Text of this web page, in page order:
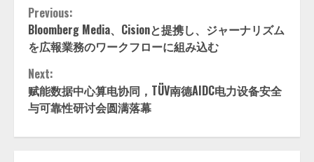
Continue
Reading
Previous:
Bloomberg Media、Cisionと提携し、ジャーナリズム
を広報業務のワークフローに組み込む
Next:
赋能数据中心算电协同，TÜV南德AIDC电力设备安全
与可靠性研讨会圆满落幕